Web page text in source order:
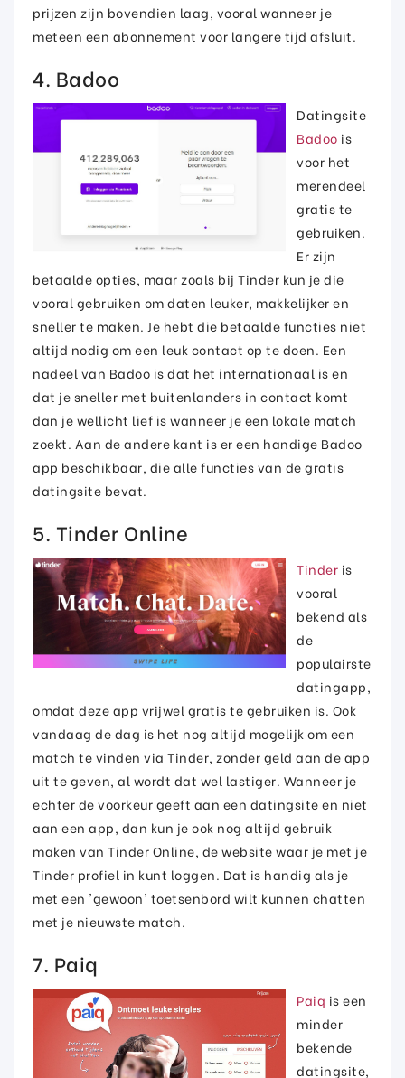
prijzen zijn bovendien laag, vooral wanneer je
meteen een abonnement voor langere tijd afsluit.
4. Badoo
Datingsite
Badoo is
voor het
merendeel
gratis te
gebruiken.
Er zijn
betaalde opties, maar zoals bij Tinder kun je die
vooral gebruiken om daten leuker, makkelijker en
sneller te maken. Je hebt die betaalde functies niet
altijd nodig om een leuk contact op te doen. Een
nadeel van Badoo is dat het internationaal is en
dat je sneller met buitenlanders in contact komt
dan je wellicht lief is wanneer je een lokale match
zoekt. Aan de andere kant is er een handige Badoo
app beschikbaar, die alle functies van de gratis
datingsite bevat.
5. Tinder Online
Tinder is
vooral
bekend als
de
populairste
datingapp,
omdat deze app vrijwel gratis te gebruiken is. Ook
vandaag de dag is het nog altijd mogelijk om een
match te vinden via Tinder, zonder geld aan de app
uit te geven, al wordt dat wel lastiger. Wanneer je
echter de voorkeur geeft aan een datingsite en niet
aan een app, dan kun je ook nog altijd gebruik
maken van Tinder Online, de website waar je met je
Tinder profiel in kunt loggen. Dat is handig als je
met een 'gewoon' toetsenbord wilt kunnen chatten
met je nieuwste match.
7. Paiq
Paiq is een
minder
bekende
datingsite,